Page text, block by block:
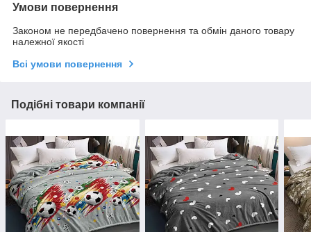
Умови повернення
Законом не передбачено повернення та обмін даного товару
належної якості
Всі умови повернення
Подібні товари компанії